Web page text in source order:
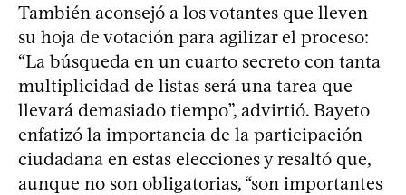
También aconsejó a los votantes que lleven
su hoja de votación para agilizar el proceso:
“La búsqueda en un cuarto secreto con tanta
multiplicidad de listas será una tarea que
llevará demasiado tiempo”, advirtió. Bayeto
enfatizó la importancia de la participación
ciudadana en estas elecciones y resaltó que,
aunque no son obligatorias, “son importantes